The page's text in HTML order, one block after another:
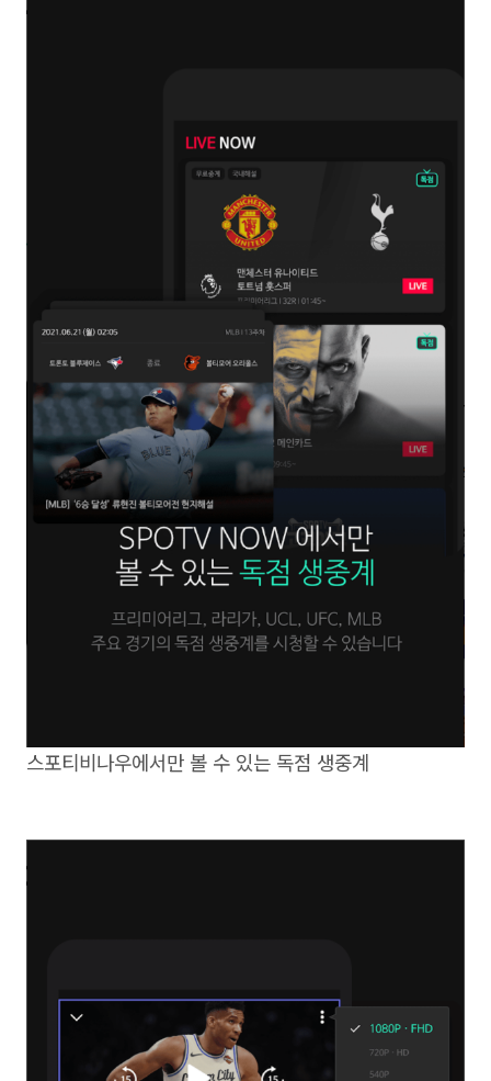
스포티비나우에서만 볼 수 있는 독점 생중계